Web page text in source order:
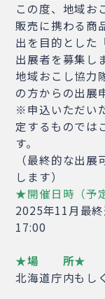
この度、地域お
販売に携わる商
出を目的とした
出展者を募集し
地域おこし協力
の方からの出展
※申込いただい
定するものでは
す。
（最終的な出
します）
★開催日時（予
2025年11月最
17:00
★場 所★
北海道庁内もし